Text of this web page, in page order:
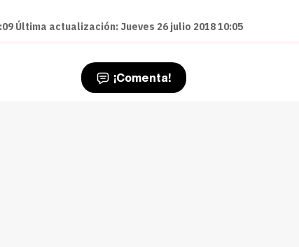
Última actualización: Jueves 26 julio 2018 10:05
¡Comenta!